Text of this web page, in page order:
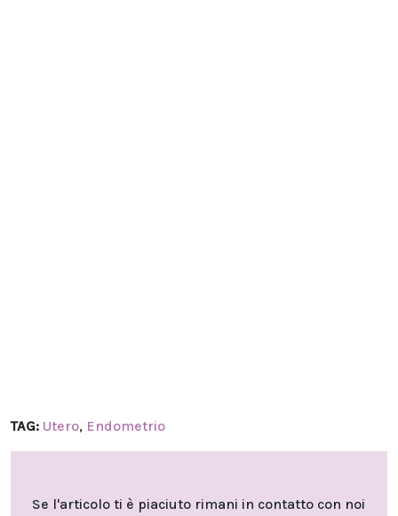
TAG: Utero, Endometrio
Se l'articolo ti è piaciuto rimani in contatto con noi